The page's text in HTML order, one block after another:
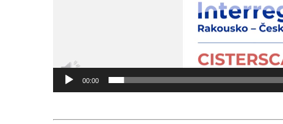
00:00